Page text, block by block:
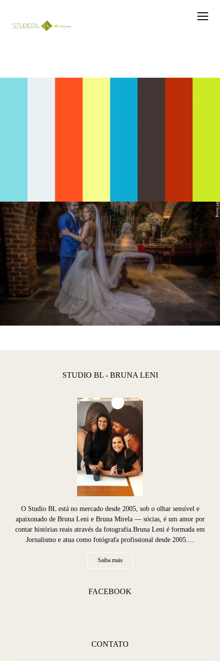
STUDIO BL - BRUNA LENI
O Studio BL está no mercado desde 2005, sob o olhar sensível e
apaixonado de Bruna Leni e Bruna Mirela — sócias, é um amor por
contar histórias reais através da fotografia.Bruna Leni é formada em
Jornalismo e atua como fotógrafa profissional desde 2005....
Saiba mais
FACEBOOK
CONTATO